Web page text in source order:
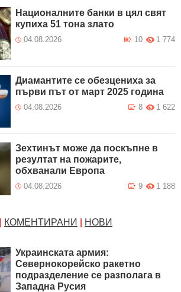
Националните банки в цял свят
купиха 51 тона злато
04.08.2026 1 774
10
Диамантите се обезцениха за
първи път от март 2025 година
04.08.2026 1 622
8
Зехтинът може да поскъпне в
резултат на пожарите,
обхванали Европа
04.08.2026 1 188
9
КОМЕНТИРАНИ НОВИ
Украинската армия:
Севернокорейско ракетно
подразделение се разполага в
Западна Русия